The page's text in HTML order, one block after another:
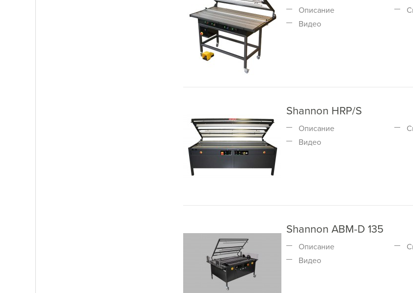
Описание
Видео
Shannon HRP/S
Описание
Видео
Shannon ABM-D 135
Описание
Видео